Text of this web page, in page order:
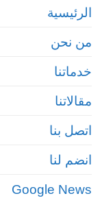
الرئيسية
من نحن
خدماتنا
مقالاتنا
اتصل بنا
انضم لنا
Google News